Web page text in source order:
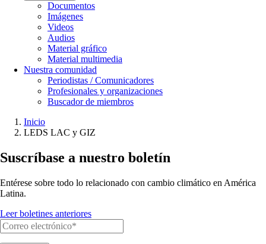
Documentos
Imágenes
Videos
Audios
Material gráfico
Material multimedia
Nuestra comunidad
Periodistas / Comunicadores
Profesionales y organizaciones
Buscador de miembros
Ruta
de
Inicio
LEDS LAC y GIZ
Suscríbase a nuestro boletín
Entérese sobre todo lo relacionado con cambio climático en América
Latina.
Leer boletines anteriores